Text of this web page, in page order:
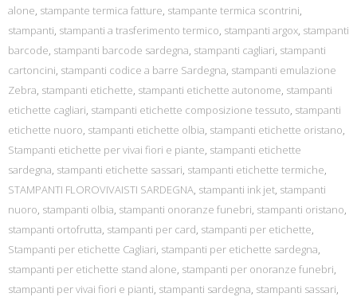
alone, stampante termica fatture, stampante termica scontrini,
stampanti, stampanti a trasferimento termico, stampanti argox, stampanti
barcode, stampanti barcode sardegna, stampanti cagliari, stampanti
cartoncini, stampanti codice a barre Sardegna, stampanti emulazione
Zebra, stampanti etichette, stampanti etichette autonome, stampanti
etichette cagliari, stampanti etichette composizione tessuto, stampanti
etichette nuoro, stampanti etichette olbia, stampanti etichette oristano,
Stampanti etichette per vivai fiori e piante, stampanti etichette
sardegna, stampanti etichette sassari, stampanti etichette termiche,
STAMPANTI FLOROVIVAISTI SARDEGNA, stampanti ink jet, stampanti
nuoro, stampanti olbia, stampanti onoranze funebri, stampanti oristano,
stampanti ortofrutta, stampanti per card, stampanti per etichette,
Stampanti per etichette Cagliari, stampanti per etichette sardegna,
stampanti per etichette stand alone, stampanti per onoranze funebri,
stampanti per vivai fiori e pianti, stampanti sardegna, stampanti sassari,